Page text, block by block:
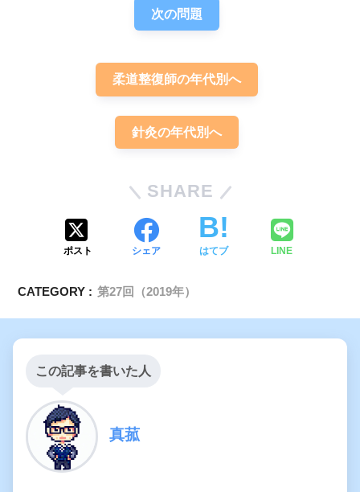
次の問題
柔道整復師の年代別へ
針灸の年代別へ
SHARE
ポスト シェア はてブ LINE
CATEGORY : 第27回（2019年）
この記事を書いた人
真菰